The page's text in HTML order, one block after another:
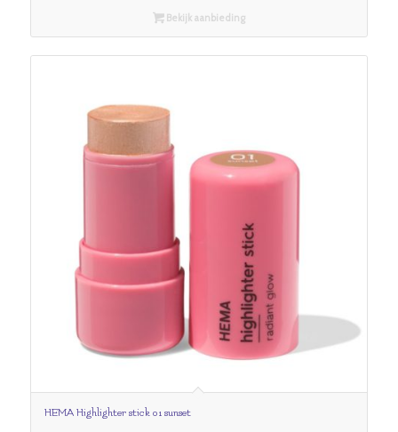
Bekijk aanbieding
HEMA Highlighter stick 01 sunset